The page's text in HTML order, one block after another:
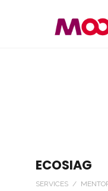
ECOSIAG
SERVICES /